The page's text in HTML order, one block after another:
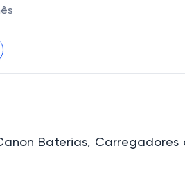
Baterias, Carregadores